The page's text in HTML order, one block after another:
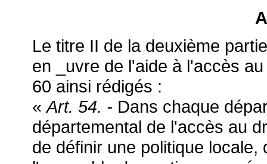
Le titre II de la deuxième
en _uvre de l'aide à l'accès
60 ainsi rédigés :
«Art. 54. - Dans chaque
départemental de l'accès au
de définir une politique